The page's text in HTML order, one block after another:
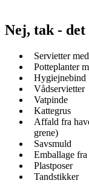
Nej, tak -
Servietter
Potteplanter
Hygiejnebind
Vådservietter
Vatpinde
Kattegrus
Affald fra
grene)
Savsmuld
Emballage
Plastposer
Tandstikker